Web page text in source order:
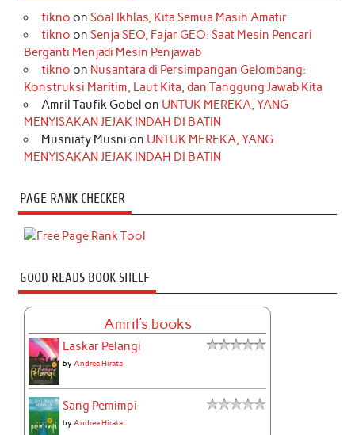
tikno on Soal Ikhlas, Kita Semua Masih Amatir
tikno on Senja SEO, Fajar GEO: Saat Mesin Pencari
Berganti Menjadi Mesin Penjawab
tikno on Nusantara di Persimpangan Gelombang:
Konstruksi Maritim, Laut Kita, dan Tanggung Jawab Kita
Amril Taufik Gobel on UNTUK MEREKA, YANG
MENYISAKAN JEJAK INDAH DI BATIN
Musniaty Musni on UNTUK MEREKA, YANG
MENYISAKAN JEJAK INDAH DI BATIN
PAGE RANK CHECKER
GOOD READS BOOK SHELF
Amril's books
Laskar Pelangi
byAndrea Hirata
Sang Pemimpi
byAndrea Hirata